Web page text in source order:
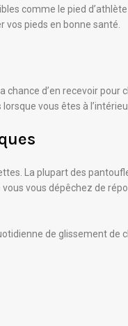
comme le pied
pieds en bonne santé.
chance d’en recevoir
vous êtes à
La plupart des
vous dépêchez de
de glissement de